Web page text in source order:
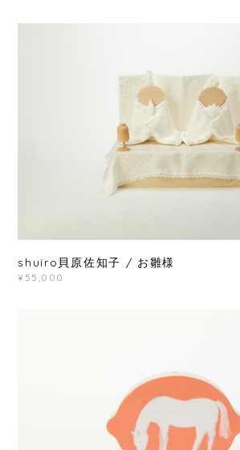
shuiro貝原佐知子 / お雛様
¥55,000